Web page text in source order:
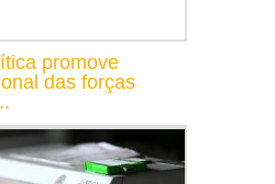
promove
das forças